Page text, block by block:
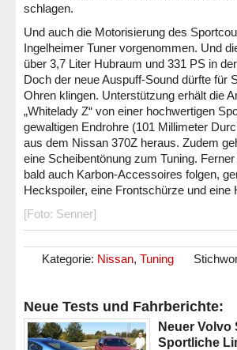
schlagen.
Und auch die Motorisierung des
Ingelheimer Tuner vorgenommen. Und
über 3,7 Liter Hubraum und 331 PS in
Doch der neue Auspuff-Sound dürfte für
Ohren klingen. Unterstützung erhält die
„Whitelady Z“ von einer hochwertigen
gewaltigen Endrohre (101 Millimeter
aus dem Nissan 370Z heraus. Zudem
eine Scheibentönung zum Tuning.
bald auch Karbon-Accessoires folgen,
Heckspoiler, eine Frontschürze und eine
[Foto: Senner]
Kategorie: Nissan, Tuning
Neue Tests und Fahrberichte:
Neuer Volvo
Sportliche